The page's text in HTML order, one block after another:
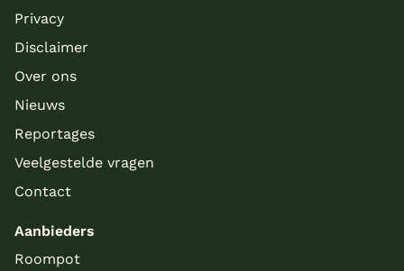
Privacy
Disclaimer
Over ons
Nieuws
Reportages
Veelgestelde vragen
Contact
Aanbieders
Roompot